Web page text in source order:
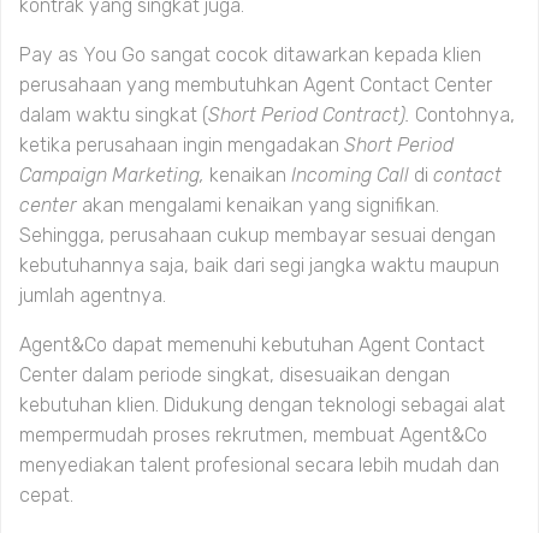
kontrak yang singkat juga.
Pay as You Go sangat cocok ditawarkan kepada klien
perusahaan yang membutuhkan Agent Contact Center
dalam waktu singkat (Short Period Contract). Contohnya,
ketika perusahaan ingin mengadakan Short Period
Campaign Marketing, kenaikan Incoming Call di contact
center akan mengalami kenaikan yang signifikan.
Sehingga, perusahaan cukup membayar sesuai dengan
kebutuhannya saja, baik dari segi jangka waktu maupun
jumlah agentnya.
Agent&Co dapat memenuhi kebutuhan Agent Contact
Center dalam periode singkat, disesuaikan dengan
kebutuhan klien. Didukung dengan teknologi sebagai alat
mempermudah proses rekrutmen, membuat Agent&Co
menyediakan talent profesional secara lebih mudah dan
cepat.